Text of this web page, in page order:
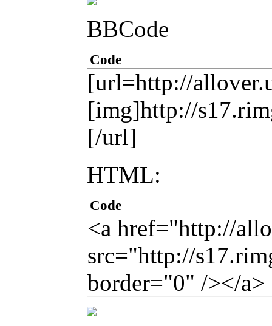
BBCode
Code
[url=http://
[img]http://
[/url]
HTML:
Code
<a href="http://
src="http://
border="0" /></a>